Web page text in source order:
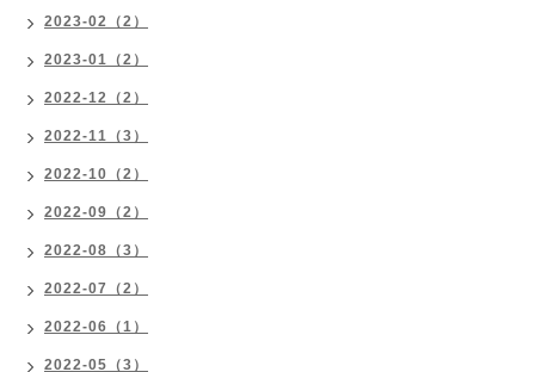
2023-02（2）
2023-01（2）
2022-12（2）
2022-11（3）
2022-10（2）
2022-09（2）
2022-08（3）
2022-07（2）
2022-06（1）
2022-05（3）